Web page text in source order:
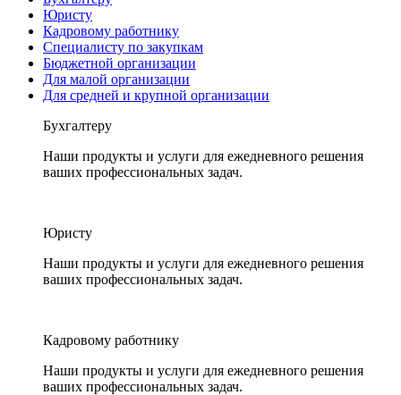
Юристу
Кадровому работнику
Специалисту по закупкам
Бюджетной организации
Для малой организации
Для средней и крупной организации
Бухгалтеру
Наши продукты и услуги для ежедневного решения
ваших профессиональных задач.
Юристу
Наши продукты и услуги для ежедневного решения
ваших профессиональных задач.
Кадровому работнику
Наши продукты и услуги для ежедневного решения
ваших профессиональных задач.